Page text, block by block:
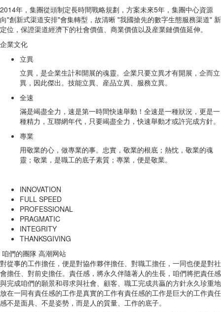
2014年，集團從頭制定長時間戰略規劃，方案未來5年，集團中心資源
向"創新式渠道安排"會集轉型，故清晰 "我國搶先的數字生態服務渠道" 新
定位，保證渠道經濟下的社會價值、商業價值以及産業鏈價值延伸。
企業文化
立異
立異，是企業生計和開展的魂靈。企業只要立異才有開展，企而立
異，因此傑出。技能立異、産品立異、服務立異。
全速
滿是竭盡全力，速是第一時間快速舉動！全速是一種狀況，更是一
種精力，互聯網年代，只要竭盡全力，快速舉動才或許完成方針。
專業
用敬業的心，做專業的事。忠實，敬業的根底；熱忱，敬業的魂
靈；敬業，是職工的底子素質；專業，便是敬業。
INNOVATION
FULL SPEED
PROFESSIONAL
PRAGMATIC
INTEGRITY
THANKSGIVING
咱們的團隊 高潮网站
對從事的工作擔任，便是對協作夥伴擔任、對職工擔任，一同也便是對社
會擔任、對前史擔任。責任感，將永久伴隨著人的生長，咱們將把責任感
與完成咱們的願景和尋求與社會、顧客、職工完成共贏的方針永久珍重地
放在一同有責任感的工作是真實的工作有責任感的工作是巨大的工作責任
感不是面具、不是姿勢，而是人的質量、工作的底子。